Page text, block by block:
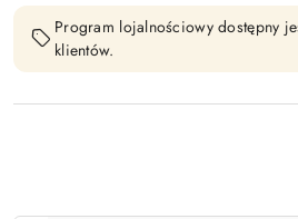
Program lojalnościowy dostępny
klientów.